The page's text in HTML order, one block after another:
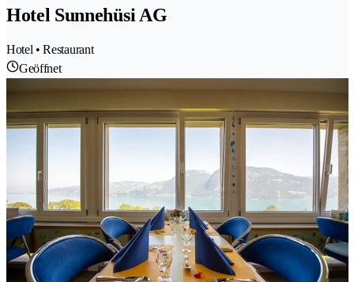
Hotel Sunnehüsi AG
Hotel • Restaurant
Geöffnet